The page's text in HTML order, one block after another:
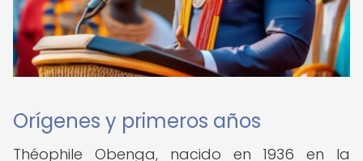
Orígenes y primeros años
Théophile Obenga, nacido en 1936 en la